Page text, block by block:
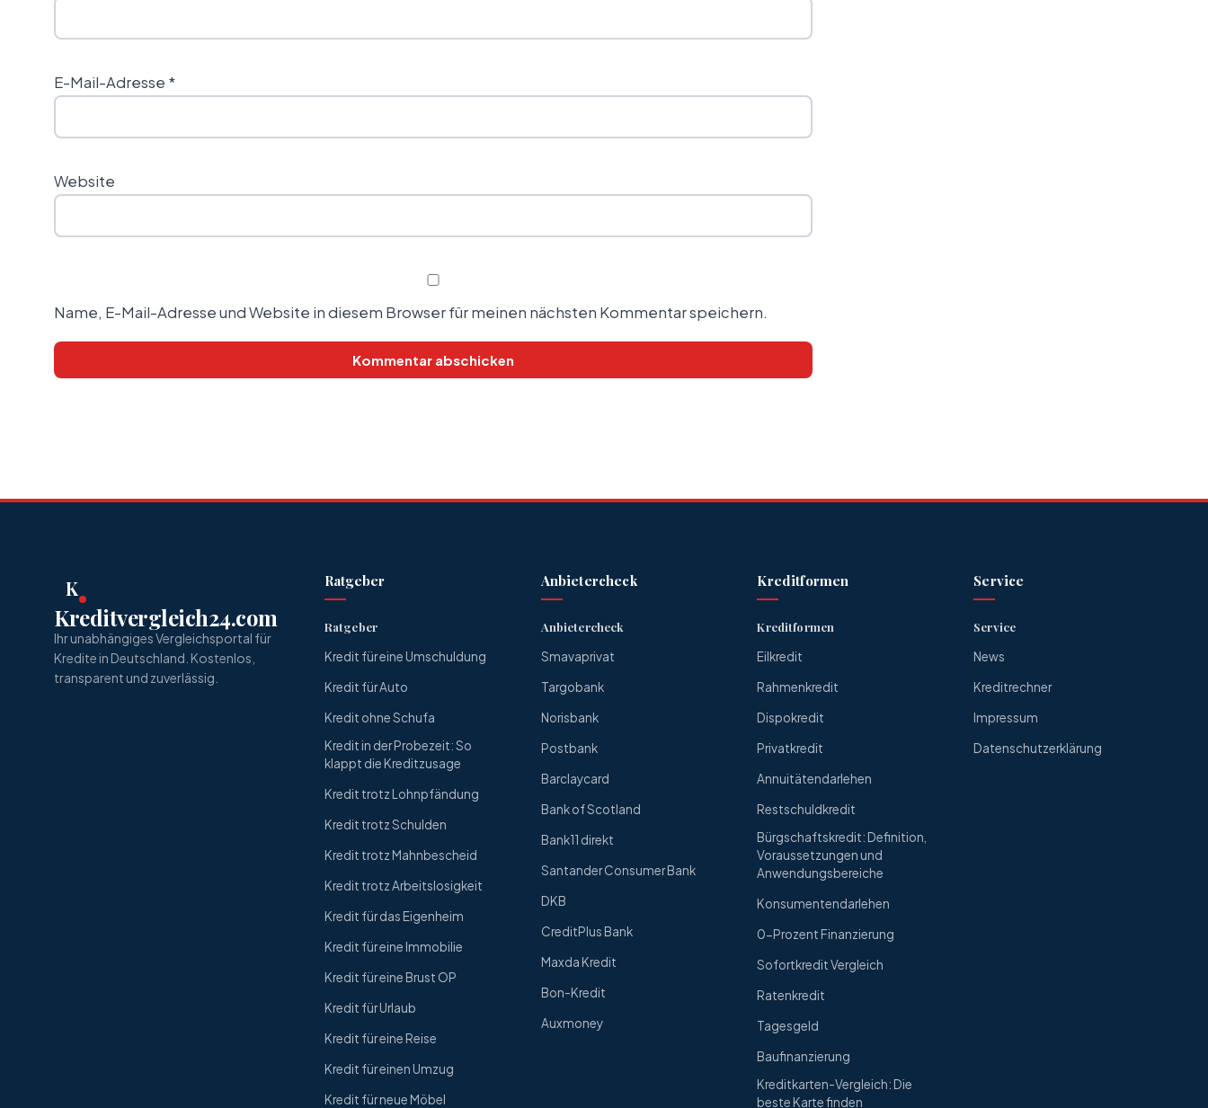
E-Mail-Adresse *
Website
Name, E-Mail-Adresse und Website in diesem Browser für meinen nächsten Kommentar speichern.
K
Kreditvergleich24.com
Ihr unabhängiges Vergleichsportal für
Kredite in Deutschland. Kostenlos,
transparent und zuverlässig.
Ratgeber
Ratgeber
Kredit für eine Umschuldung
Kredit für Auto
Kredit ohne Schufa
Kredit in der Probezeit: So
klappt die Kreditzusage
Kredit trotz Lohnpfändung
Kredit trotz Schulden
Kredit trotz Mahnbescheid
Kredit trotz Arbeitslosigkeit
Kredit für das Eigenheim
Kredit für eine Immobilie
Kredit für eine Brust OP
Kredit für Urlaub
Kredit für eine Reise
Kredit für einen Umzug
Kredit für neue Möbel
Anbietercheck
Anbietercheck
Smavaprivat
Targobank
Norisbank
Postbank
Barclaycard
Bank of Scotland
Bank11 direkt
Santander Consumer Bank
DKB
CreditPlus Bank
Maxda Kredit
Bon-Kredit
Auxmoney
Kreditformen
Kreditformen
Eilkredit
Rahmenkredit
Dispokredit
Privatkredit
Annuitätendarlehen
Restschuldkredit
Bürgschaftskredit: Definition,
Voraussetzungen und
Anwendungsbereiche
Konsumentendarlehen
0-Prozent Finanzierung
Sofortkredit Vergleich
Ratenkredit
Tagesgeld
Baufinanzierung
Kreditkarten-Vergleich: Die
beste Karte finden
Service
Service
News
Kreditrechner
Impressum
Datenschutzerklärung